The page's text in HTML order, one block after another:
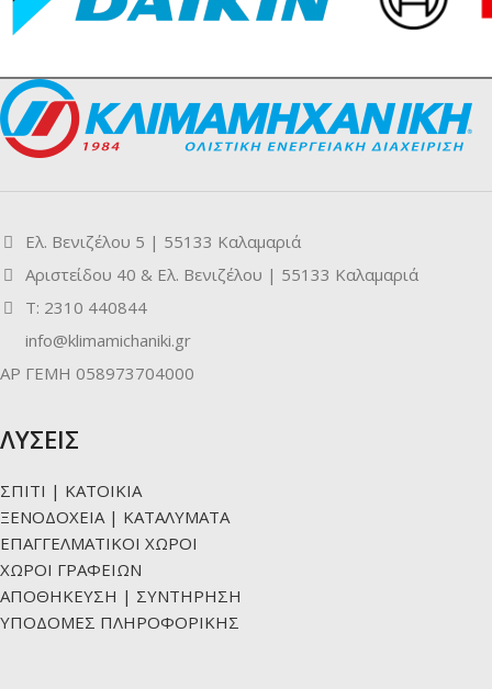
Ελ. Βενιζέλου 5 | 55133 Καλαμαριά
Αριστείδου 40 & Ελ. Βενιζέλου | 55133 Καλαμαριά
Τ: 2310 440844
info@klimamichaniki.gr
ΑΡ ΓΕΜΗ 058973704000
ΛΥΣΕΙΣ
ΣΠΙΤΙ | ΚΑΤΟΙΚΙΑ
ΞΕΝΟΔΟΧΕΙΑ | ΚΑΤΑΛΥΜΑΤΑ
ΕΠΑΓΓΕΛΜΑΤΙΚΟΙ ΧΩΡΟΙ
ΧΩΡΟΙ ΓΡΑΦΕΙΩΝ
ΑΠΟΘΗΚΕΥΣΗ | ΣΥΝΤΗΡΗΣΗ
ΥΠΟΔΟΜΕΣ ΠΛΗΡΟΦΟΡΙΚΗΣ